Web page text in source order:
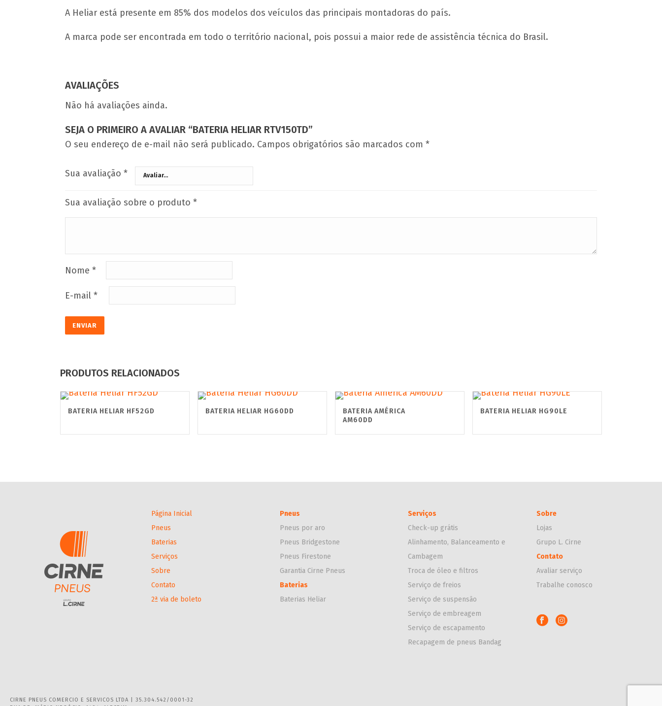
A Heliar está presente em 85% dos modelos dos veículos das principais montadoras do país.
A marca pode ser encontrada em todo o território nacional, pois possui a maior rede de assistência técnica do Brasil.
AVALIAÇÕES
Não há avaliações ainda.
SEJA O PRIMEIRO A AVALIAR “BATERIA HELIAR RTV150TD”
O seu endereço de e-mail não será publicado. Campos obrigatórios são marcados com *
Sua avaliação *
Sua avaliação sobre o produto *
Nome *
E-mail *
PRODUTOS RELACIONADOS
BATERIA HELIAR HF52GD BATERIA HELIAR HG60DD
BATERIA AMÉRICA
AM60DD
BATERIA HELIAR HG90LE
Página Inicial
Pneus
Baterias
Serviços
Sobre
Contato
2ª via de boleto
Pneus
Pneus por aro
Pneus Bridgestone
Pneus Firestone
Garantia Cirne Pneus
Baterias
Baterias Heliar
Serviços
Check-up grátis
Alinhamento, Balanceamento e
Cambagem
Troca de óleo e filtros
Serviço de freios
Serviço de suspensão
Serviço de embreagem
Serviço de escapamento
Recapagem de pneus Bandag
Sobre
Lojas
Grupo L. Cirne
Contato
Avaliar serviço
Trabalhe conosco
CIRNE PNEUS COMERCIO E SERVICOS LTDA | 35.304.542/0001-32